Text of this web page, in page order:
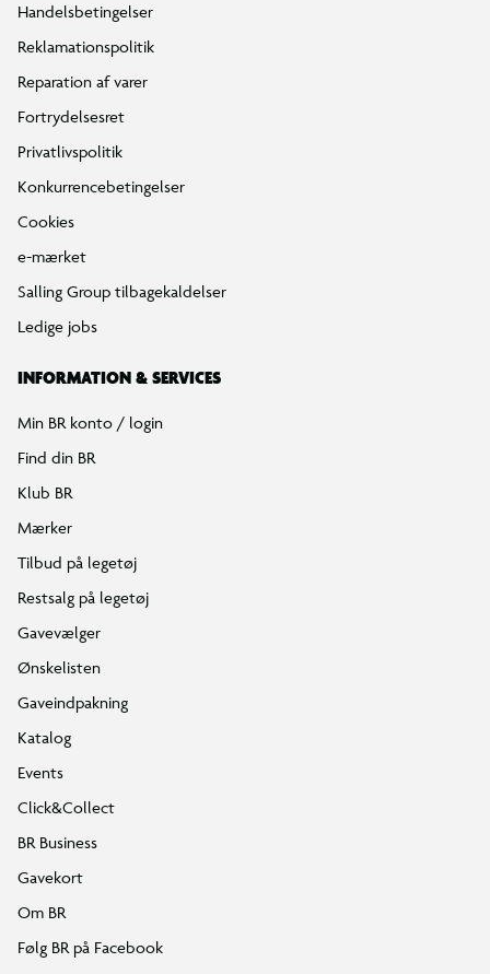
Handelsbetingelser
Reklamationspolitik
Reparation af varer
Fortrydelsesret
Privatlivspolitik
Konkurrencebetingelser
Cookies
e-mærket
Salling Group tilbagekaldelser
Ledige jobs
INFORMATION & SERVICES
Min BR konto / login
Find din BR
Klub BR
Mærker
Tilbud på legetøj
Restsalg på legetøj
Gavevælger
Ønskelisten
Gaveindpakning
Katalog
Events
Click&Collect
BR Business
Gavekort
Om BR
Følg BR på Facebook